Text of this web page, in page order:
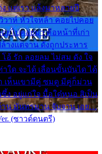
แต่เรา แล้งมาหลายปี
วาห์ หัวใจหล้า คอยไปคอย
ยไปคอยมา คือหน้าที่เก่า
างแต่จาน ดั่งถูกประหาร
อ้ รัก ลอยลม ไม่สม ดัง ใจ
ใด จะได้ เลื่อนขั้นบันได ได้
เห็นเขามีคู่ ซมดู มีคู่ก็ม่วน
ง อยู่แก่ใจ มื้อใด๋หนอ สิเป็น
าน มันทรมาน จับจาน เอย…
(ซาวด์ดนตรี)